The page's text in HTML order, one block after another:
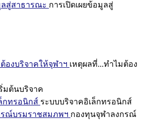
ลสู่สาธารณะ การเปิดเผยข้อมูลสู่
องบริจาคให้จุฬาฯ เหตุผลที่...ทำไมต้อง
มต้นบริจาค
กทรอนิกส์ ระบบบริจาคอิเล็กทรอนิกส์
ณ์บรมราชสมภพฯ กองทุนจุฬาลงกรณ์